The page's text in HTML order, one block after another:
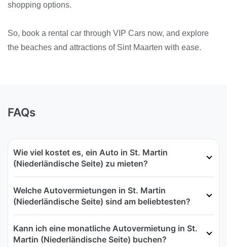
shopping options.
So, book a rental car through VIP Cars now, and explore
the beaches and attractions of Sint Maarten with ease.
FAQs
Wie viel kostet es, ein Auto in St. Martin
(Niederländische Seite) zu mieten?
Welche Autovermietungen in St. Martin
(Niederländische Seite) sind am beliebtesten?
Kann ich eine monatliche Autovermietung in St.
Martin (Niederländische Seite) buchen?